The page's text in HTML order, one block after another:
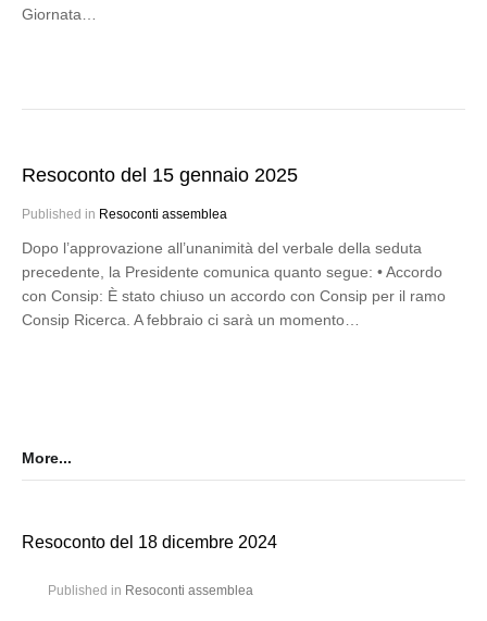
Giornata…
Resoconto del 15 gennaio 2025
Published in Resoconti assemblea
Dopo l’approvazione all’unanimità del verbale della seduta
precedente, la Presidente comunica quanto segue: • Accordo
con Consip: È stato chiuso un accordo con Consip per il ramo
Consip Ricerca. A febbraio ci sarà un momento…
More...
Resoconto del 18 dicembre 2024
Published in Resoconti assemblea